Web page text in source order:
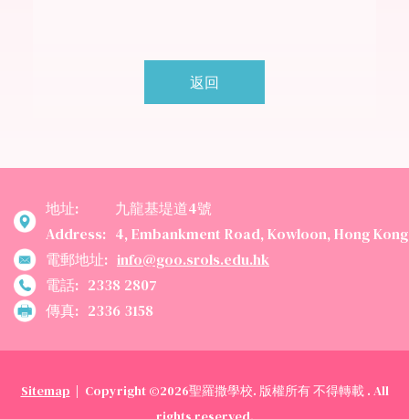
返回
地址:
Address:
九龍基堤道4號
4, Embankment Road, Kowloon, Hong Kong
電郵地址: info@goo.srols.edu.hk
電話: 2338 2807
傳真: 2336 3158
Sitemap | Copyright ©2026聖羅撒學校. 版權所有 不得轉載 . All